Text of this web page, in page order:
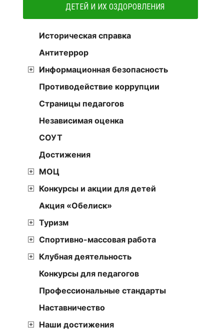
ДЕТЕЙ И ИХ ОЗДОРОВЛЕНИЯ
Историческая справка
Антитеррор
Информационная безопасность
Противодействие коррупции
Страницы педагогов
Независимая оценка
СОУТ
Достижения
МОЦ
Конкурсы и акции для детей
Акция «Обелиск»
Туризм
Спортивно-массовая работа
Клубная деятельность
Конкурсы для педагогов
Профессиональные стандарты
Наставничество
Наши достижения